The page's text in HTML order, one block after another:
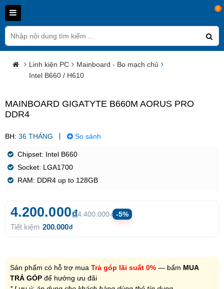
0
Linh kiện PC
Mainboard - Bo mạch chủ
Intel B660 / H610
MAINBOARD GIGATYTE B660M AORUS PRO DDR4
Socket: LGA1700
RAM: DDR4 up to 128GB
Tiết kiệm 200.000đ
Sản phẩm có hỗ trợ muaTrả góp lãi suất 0%— bấmMUA TRẢ
GÓP để hưởng ưu đãi
* Lưu ý: áp dụng cho khách hàng dùng thẻ tín dụng.